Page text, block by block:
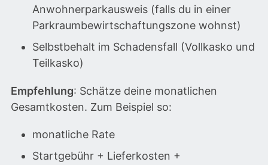
Anwohnerparkausweis (falls du in einer
Parkraumbewirtschaftungszone wohnst)
Selbstbehalt im Schadensfall (Vollkasko und
Teilkasko)
Empfehlung: Schätze deine monatlichen
Gesamtkosten. Zum Beispiel so:
monatliche Rate
Startgebühr + Lieferkosten +